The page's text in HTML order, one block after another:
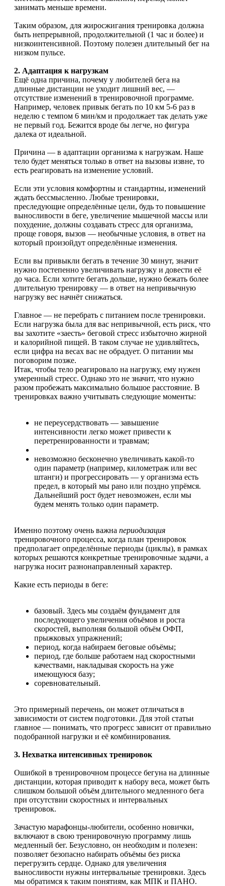
занимать меньше времени.
Таким образом, для жиросжигания тренировка должна
быть непрерывной, продолжительной (1 час и более) и
низкоинтенсивной. Поэтому полезен длительный бег на
низком пульсе.
2. Адаптация к нагрузкам
Ещё одна причина, почему у любителей бега на
длинные дистанции не уходит лишний вес, —
отсутствие изменений в тренировочной программе.
Например, человек привык бегать по 10 км 5-6 раз в
неделю с темпом 6 мин/км и продолжает так делать уже
не первый год. Бежится вроде бы легче, но фигура
далека от идеальной.
Причина — в адаптации организма к нагрузкам. Наше
тело будет меняться только в ответ на вызовы извне, то
есть реагировать на изменение условий.
Если эти условия комфортны и стандартны, изменений
ждать бессмысленно. Любые тренировки,
преследующие определённые цели, будь то повышение
выносливости в беге, увеличение мышечной массы или
похудение, должны создавать стресс для организма,
проще говоря, вызов — необычные условия, в ответ на
который произойдут определённые изменения.
Если вы привыкли бегать в течение 30 минут, значит
нужно постепенно увеличивать нагрузку и довести её
до часа. Если хотите бегать дольше, нужно бежать более
длительную тренировку — в ответ на непривычную
нагрузку вес начнёт снижаться.
Главное — не перебрать с питанием после тренировки.
Если нагрузка была для вас непривычной, есть риск, что
вы захотите «заесть» беговой стресс избыточно жирной
и калорийной пищей. В таком случае не удивляйтесь,
если цифра на весах вас не обрадует. О питании мы
поговорим позже.
Итак, чтобы тело реагировало на нагрузку, ему нужен
умеренный стресс. Однако это не значит, что нужно
разом пробежать максимально большое расстояние. В
тренировках важно учитывать следующие моменты:
не переусердствовать — завышение
интенсивности легко может привести к
перетренированности и травмам;
невозможно бесконечно увеличивать какой-то
один параметр (например, километраж или вес
штанги) и прогрессировать — у организма есть
предел, в который мы рано или поздно упрёмся.
Дальнейший рост будет невозможен, если мы
будем менять только один параметр.
Именно поэтому очень важна периодизация
тренировочного процесса, когда план тренировок
предполагает определённые периоды (циклы), в рамках
которых решаются конкретные тренировочные задачи, а
нагрузка носит разнонаправленный характер.
Какие есть периоды в беге:
базовый. Здесь мы создаём фундамент для
последующего увеличения объёмов и роста
скоростей, выполняя большой объём ОФП,
прыжковых упражнений;
период, когда набираем беговые объёмы;
период, где больше работаем над скоростными
качествами, накладывая скорость на уже
имеющуюся базу;
соревновательный.
Это примерный перечень, он может отличаться в
зависимости от систем подготовки. Для этой статьи
главное — понимать, что прогресс зависит от правильно
подобранной нагрузки и её комбинирования.
3. Нехватка интенсивных тренировок
Ошибкой в тренировочном процессе бегуна на длинные
дистанции, которая приводит к набору веса, может быть
слишком большой объём длительного медленного бега
при отсутствии скоростных и интервальных
тренировок.
Зачастую марафонцы-любители, особенно новички,
включают в свою тренировочную программу лишь
медленный бег. Безусловно, он необходим и полезен:
позволяет безопасно набирать объёмы без риска
перегрузить сердце. Однако для увеличения
выносливости нужны интервальные тренировки. Здесь
мы обратимся к таким понятиям, как МПК и ПАНО.